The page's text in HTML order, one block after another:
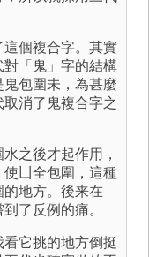
這個複合字。其實
「鬼」字的結構
包圍未，為甚麼
消了鬼複合字之
之後才起作用，
凵全包圍，這種
地方。後来在
了反例的痛。
它挑的地方倒挺